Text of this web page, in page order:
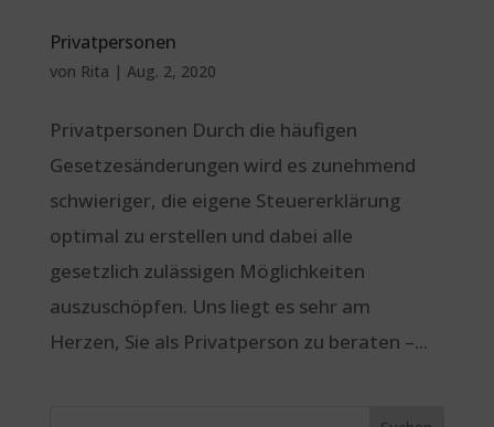
Privatpersonen
von Rita | Aug. 2, 2020
Privatpersonen Durch die häufigen
Gesetzesänderungen wird es zunehmend
schwieriger, die eigene Steuererklärung
optimal zu erstellen und dabei alle
gesetzlich zulässigen Möglichkeiten
auszuschöpfen. Uns liegt es sehr am
Herzen, Sie als Privatperson zu beraten –...